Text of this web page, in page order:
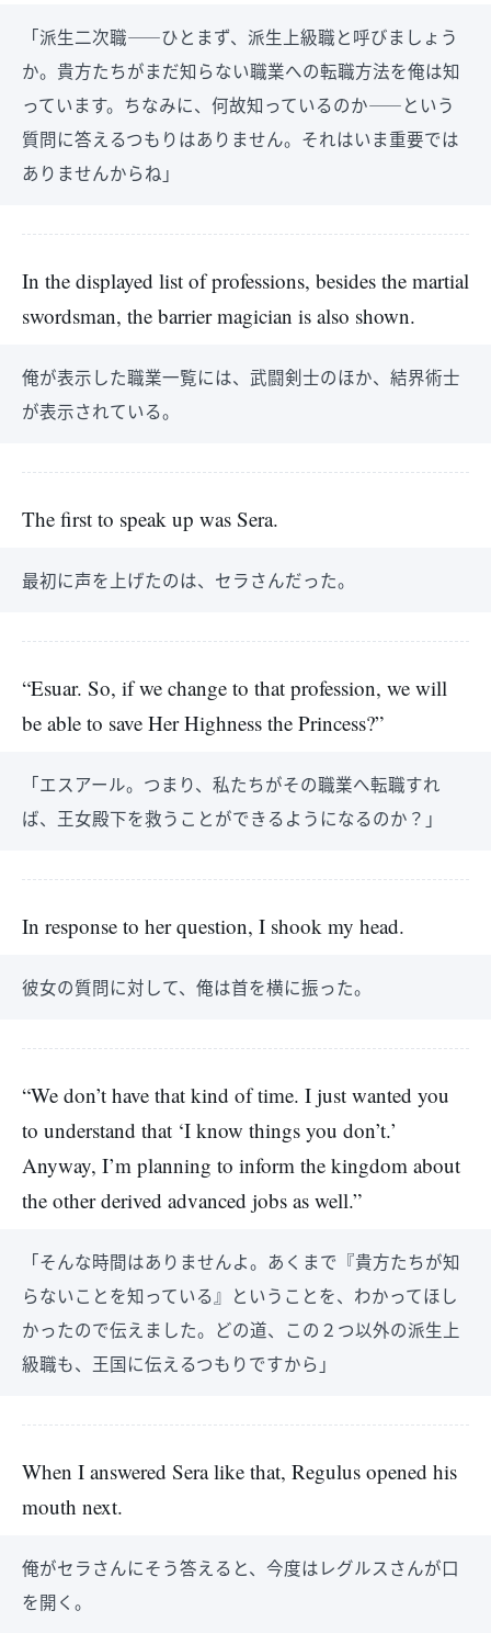
「派生二次職――ひとまず、派生上級職と呼びましょう
か。貴方たちがまだ知らない職業への転職方法を俺は知
っています。ちなみに、何故知っているのか――という
質問に答えるつもりはありません。それはいま重要では
ありませんからね」
In the displayed list of professions, besides the martial
swordsman, the barrier magician is also shown.
俺が表示した職業一覧には、武闘剣士のほか、結界術士
が表示されている。
The first to speak up was Sera.
最初に声を上げたのは、セラさんだった。
“Esuar. So, if we change to that profession, we will
be able to save Her Highness the Princess?”
「エスアール。つまり、私たちがその職業へ転職すれ
ば、王女殿下を救うことができるようになるのか？」
In response to her question, I shook my head.
彼女の質問に対して、俺は首を横に振った。
“We don’t have that kind of time. I just wanted you
to understand that ‘I know things you don’t.’
Anyway, I’m planning to inform the kingdom about
the other derived advanced jobs as well.”
「そんな時間はありませんよ。あくまで『貴方たちが知
らないことを知っている』ということを、わかってほし
かったので伝えました。どの道、この２つ以外の派生上
級職も、王国に伝えるつもりですから」
When I answered Sera like that, Regulus opened his
mouth next.
俺がセラさんにそう答えると、今度はレグルスさんが口
を開く。